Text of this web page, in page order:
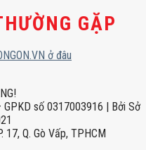
GẶP
ở đâu
GPKD số 0317003916 | Bởi Sở
Q. Gò Vấp, TPHCM